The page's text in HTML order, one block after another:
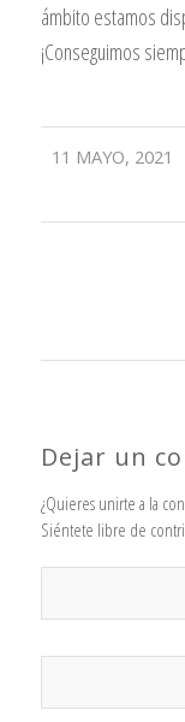
ámbito estamos
¡Conseguimos
11 MAYO, 2021
/
Dejar un
¿Quieres unirte a la
Siéntete libre de